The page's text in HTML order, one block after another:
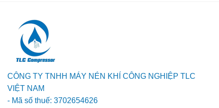
CÔNG TY TNHH MÁY NÉN KHÍ CÔNG NGHIỆP TLC
VIỆT NAM
- Mã số thuế: 3702654626